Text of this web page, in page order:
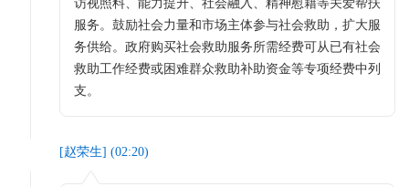
访视照料、能力提升、社会融入、精神慰藉等关爱帮扶
服务。鼓励社会力量和市场主体参与社会救助，扩大服
务供给。政府购买社会救助服务所需经费可从已有社会
救助工作经费或困难群众救助补助资金等专项经费中列
支。
[赵荣生] (02:20)